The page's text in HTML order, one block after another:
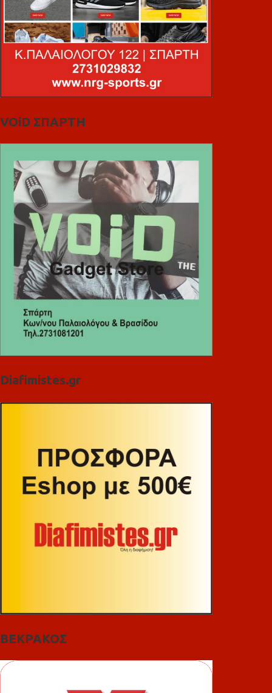
VOiD ΣΠΑΡΤΗ
Diafimistes.gr
ΒΕΚΡΑΚΟΣ